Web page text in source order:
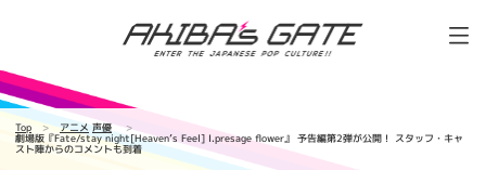
Top アニメ 声優
劇場版『Fate/stay night[Heaven’s Feel] I.presage flower』 予告編第2弾が公開！ スタッフ・キャ
スト陣からのコメントも到着